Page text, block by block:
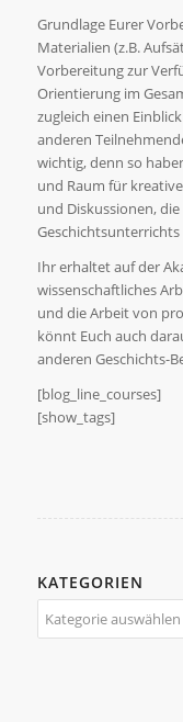
Grundlage Eurer
Materialien (z.B.
Vorbereitung zur
Orientierung im
zugleich einen
anderen
wichtig, denn so
und Raum für
und Diskussionen,
Ihr erhaltet auf der
wissenschaftliches
und die Arbeit von
könnt Euch auch
anderen Geschichts-
[blog_line_courses]
[show_tags]
KATEGORIEN
Kategorien